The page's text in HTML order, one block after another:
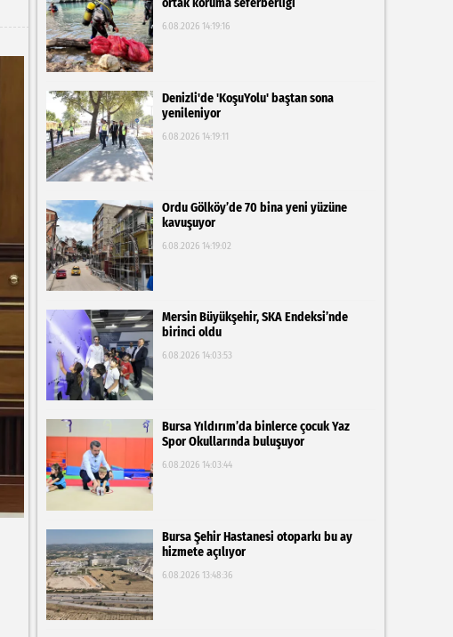
ortak koruma seferberliği
6.08.2026 14:19:16
Denizli'de 'KoşuYolu' baştan sona
yenileniyor
6.08.2026 14:19:11
Ordu Gölköy’de 70 bina yeni yüzüne
kavuşuyor
6.08.2026 14:19:02
Mersin Büyükşehir, SKA Endeksi’nde
birinci oldu
6.08.2026 14:03:53
Bursa Yıldırım’da binlerce çocuk Yaz
Spor Okullarında buluşuyor
6.08.2026 14:03:44
Bursa Şehir Hastanesi otoparkı bu ay
hizmete açılıyor
6.08.2026 13:48:36